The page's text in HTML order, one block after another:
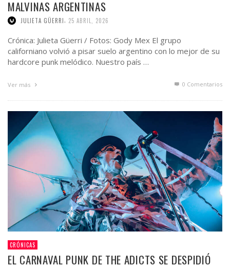
MALVINAS ARGENTINAS
JULIETA GÜERRI, 25 ABRIL, 2026
Crónica: Julieta Güerri / Fotos: Gody Mex El grupo
californiano volvió a pisar suelo argentino con lo mejor de su
hardcore punk melódico. Nuestro país …
Ver más 0 Comentarios
CRÓNICAS
EL CARNAVAL PUNK DE THE ADICTS SE DESPIDIÓ